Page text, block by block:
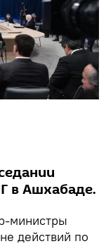
в Ашхабаде.
министры
действий по